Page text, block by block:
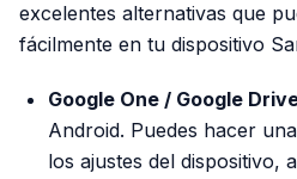
excelentes alternativas que
fácilmente en tu dispositivo
Google One / Google
Android. Puedes hacer
los ajustes del dispositivo,